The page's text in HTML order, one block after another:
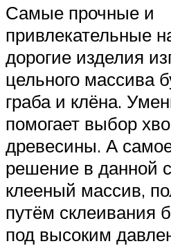
Самые прочные и
привлекательные
дорогие изделия
цельного массива
граба и клёна.
помогает выбор
древесины. А
решение в данной
клееный массив,
путём склеивания
под высоким